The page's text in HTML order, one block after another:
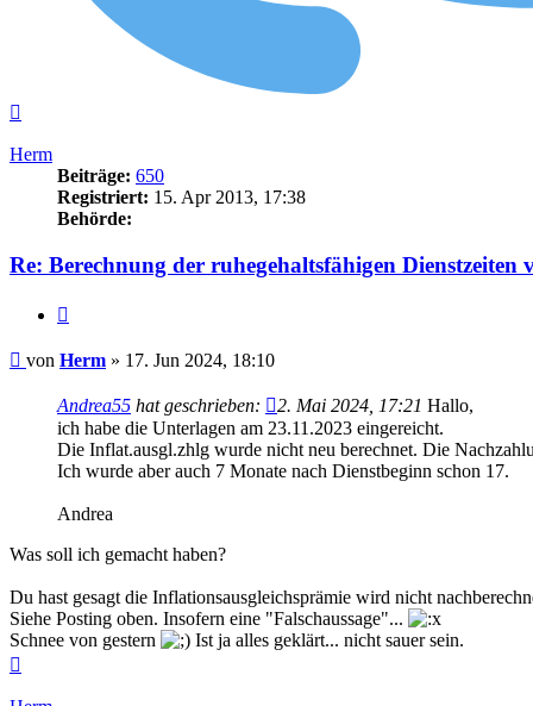
Herm
Beiträge: 650
Registriert: 15. Apr 2013, 17:38
Behörde:
Re: Berechnung der ruhegehaltsfähigen Dienstzeiten
Beitrag
von Herm » 17. Jun 2024, 18:10
Andrea55 hat geschrieben: 2. Mai 2024, 17:21 Hallo,
ich habe die Unterlagen am 23.11.2023 eingereicht.
Die Inflat.ausgl.zhlg wurde nicht neu berechnet. Die
Ich wurde aber auch 7 Monate nach Dienstbeginn schon 17.
Andrea
Was soll ich gemacht haben?
Du hast gesagt die Inflationsausgleichsprämie wird nicht
Siehe Posting oben. Insofern eine "Falschaussage"...
Schnee von gestern
Ist ja alles geklärt... nicht sauer sein.